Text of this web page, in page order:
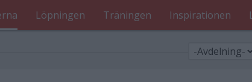
Löpningen Träningen Inspirationen